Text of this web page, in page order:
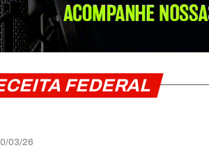
FEDERAL
03/26